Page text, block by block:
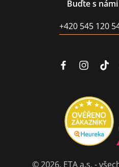
Buďte s
+420 545 120
© 2026, ETA a.s. -